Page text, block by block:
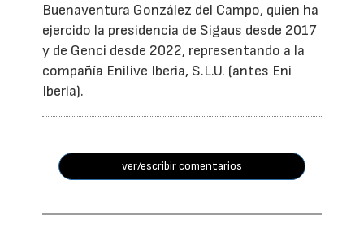
Buenaventura González del Campo, quien ha
ejercido la presidencia de Sigaus desde 2017
y de Genci desde 2022, representando a la
compañía Enilive Iberia, S.L.U. (antes Eni
Iberia).
ver/escribir comentarios